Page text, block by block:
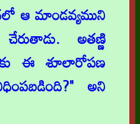
ఆ మాండవ్యముని
అతణ్ణి
ఈ శూలారోపణ
అని